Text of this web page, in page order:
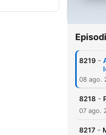
8219 -
08 ago.
8218 -
07 ago.
8217 -